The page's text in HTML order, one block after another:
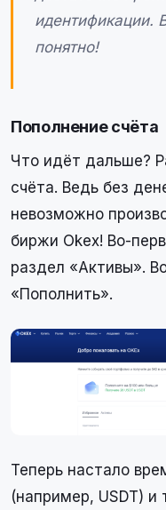
идентификации.
понятно!
Пополнение счёта
Что идёт дальше?
счёта. Ведь без
невозможно
биржи Okex! Во-
раздел «Активы».
«Пополнить».
Теперь настало
(например, USDT) и